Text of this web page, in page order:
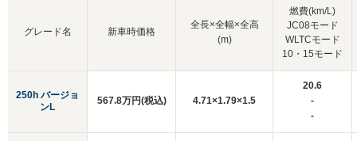
グレード名
250h バージョ
ンL
新車時価格
全長×全幅×全高
(m)
燃費(km/L)
JC08モード
WLTCモード
10・15モード
567.8万円(税込) 4.71×1.79×1.5
20.6
-
-